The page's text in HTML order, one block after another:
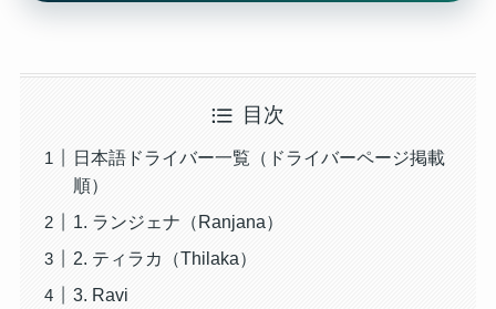
目次
日本語ドライバー一覧（ドライバーページ掲載
順）
1. ランジェナ（Ranjana）
2. ティラカ（Thilaka）
3. Ravi